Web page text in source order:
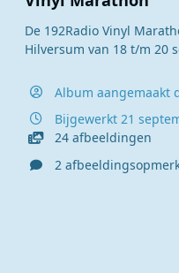
De 192Radio Vinyl
Hilversum van 18 t/m 20
Album aangemaakt
Bijgewerkt 21
24 afbeeldingen
2